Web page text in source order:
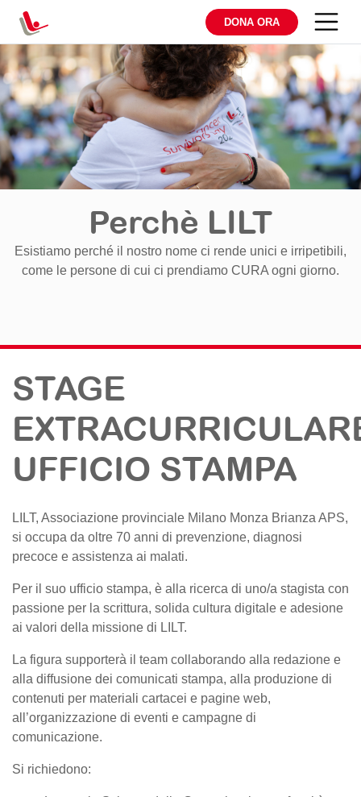
DONA ORA
Perchè LILT
Esistiamo perché il nostro nome ci rende unici e irripetibili,
come le persone di cui ci prendiamo CURA ogni giorno.
STAGE
UFFICIO STAMPA
LILT, Associazione provinciale Milano Monza Brianza APS,
si occupa da oltre 70 anni di prevenzione, diagnosi
precoce e assistenza ai malati.
Per il suo ufficio stampa, è alla ricerca di uno/a stagista con
passione per la scrittura, solida cultura digitale e adesione
ai valori della missione di LILT.
La figura supporterà il team collaborando alla redazione e
alla diffusione dei comunicati stampa, alla produzione di
contenuti per materiali cartacei e pagine web,
all’organizzazione di eventi e campagne di
comunicazione.
Si richiedono: